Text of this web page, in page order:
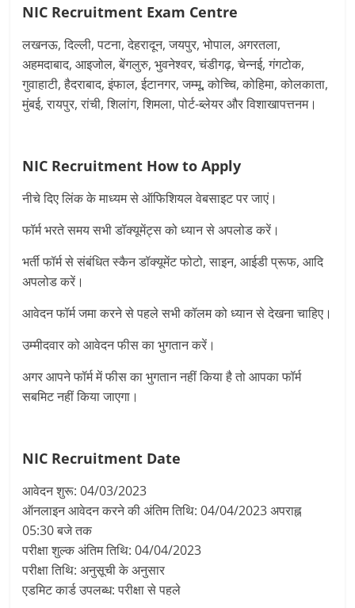
NIC Recruitment Exam Centre
लखनऊ, दिल्ली, पटना, देहरादून, जयपुर, भोपाल, अगरतला,
अहमदाबाद, आइजोल, बेंगलुरु, भुवनेश्वर, चंडीगढ़, चेन्नई, गंगटोक,
गुवाहाटी, हैदराबाद, इंफाल, ईटानगर, जम्मू, कोच्चि, कोहिमा, कोलकाता,
मुंबई, रायपुर, रांची, शिलांग, शिमला, पोर्ट-ब्लेयर और विशाखापत्तनम।
NIC Recruitment How to Apply
नीचे दिए लिंक के माध्यम से ऑफिशियल वेबसाइट पर जाएं।
फॉर्म भरते समय सभी डॉक्यूमेंट्स को ध्यान से अपलोड करें।
भर्ती फॉर्म से संबंधित स्कैन डॉक्यूमेंट फोटो, साइन, आईडी प्रूफ, आदि
अपलोड करें।
आवेदन फॉर्म जमा करने से पहले सभी कॉलम को ध्यान से देखना चाहिए।
उम्मीदवार को आवेदन फीस का भुगतान करें।
अगर आपने फॉर्म में फीस का भुगतान नहीं किया है तो आपका फॉर्म
सबमिट नहीं किया जाएगा।
NIC Recruitment Date
आवेदन शुरू: 04/03/2023
ऑनलाइन आवेदन करने की अंतिम तिथि: 04/04/2023 अपराह्न
05:30 बजे तक
परीक्षा शुल्क अंतिम तिथि: 04/04/2023
परीक्षा तिथि: अनुसूची के अनुसार
एडमिट कार्ड उपलब्ध: परीक्षा से पहले